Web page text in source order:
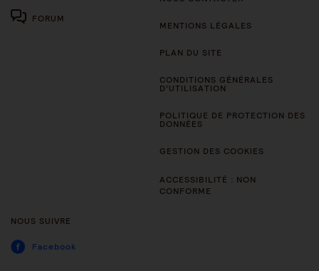
FORUM
MENTIONS LÉGALES
PLAN DU SITE
CONDITIONS GÉNÉRALES
D’UTILISATION
POLITIQUE DE PROTECTION DES
DONNÉES
GESTION DES COOKIES
ACCESSIBILITÉ : NON
CONFORME
NOUS SUIVRE
Facebook